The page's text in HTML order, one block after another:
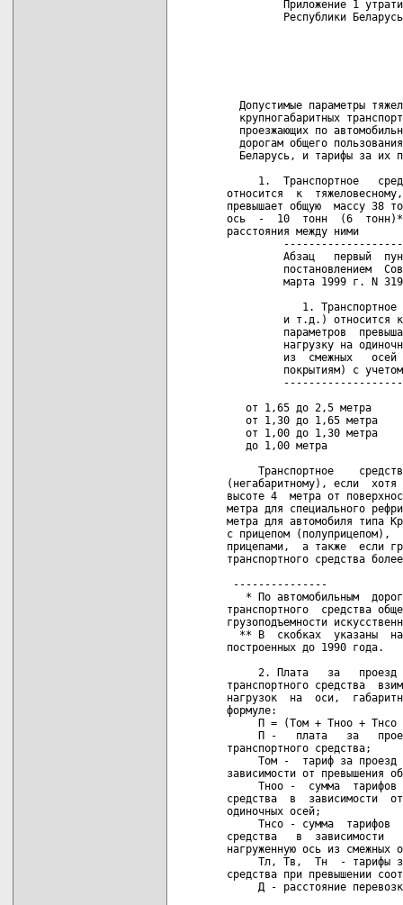
Допустимые параметры
крупногабаритных
проезжающих по
дорогам общего
Беларусь, и тарифы за их
1.  Транспортное
относится  к
превышает общую  массу 38
ось  -  10  тонн  (6
расстояния между ними
Абзац   первый
постановлением
         марта 1999 г. N 319
1. Транспортное
и т.д.) относится
параметров
нагрузку на
из  смежных   осей
покрытиям) с
от 1,65 до 2,5 метра
от 1,30 до 1,65 метра
от 1,00 до 1,30 метра
до 1,00 метра
Транспортное
(негабаритному), если
высоте 4  метра от
метра для специального
метра для автомобиля типа
с прицепом (полуприцепом),
прицепами,  а также  если
транспортного средства
---------------
* По автомобильным
транспортного  средства
грузоподъемности
** В  скобках  указаны
построенных до 1990 года.
2. Плата   за   проезд
транспортного средства
нагрузок  на  оси,
формуле:
П = (Том + Тноо + Тнсо
П -   плата   за
транспортного средства;
Том -  тариф за проезд
зависимости от превышения
Тноо -  сумма  тарифов
средства  в  зависимости
одиночных осей;
Тнсо - сумма  тарифов
средства   в  зависимости
нагруженную ось из смежных
Тл, Тв,  Тн  - тарифы
средства при превышении
Д - расстояние